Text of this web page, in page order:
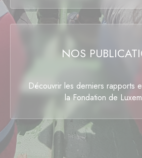
NOS
Découvrir les derniers rapports
la Fondation de